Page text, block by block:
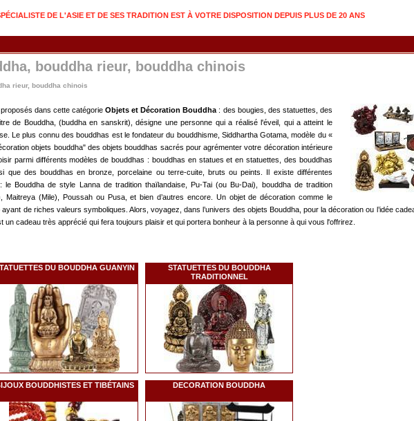
DE L'ASIE ET DE SES TRADITION EST À VOTRE DISPOSITION DEPUIS PLUS DE 20 ANS
bouddha rieur, bouddha chinois
rieur, bouddha chinois
dans cette catégorieObjets et Décoration Bouddha : des bougies, des statuettes, des
de Bouddha, (buddha en sanskrit), désigne une personne qui a réalisé l'éveil, qui a atteint le
Le plus connu des bouddhas est le fondateur du bouddhisme, Siddhartha Gotama, modèle du «
objets bouddha" des objets bouddhas sacrés pour agrémenter votre décoration intérieure
parmi différents modèles de bouddhas : bouddhas en statues et en statuettes, des bouddhas
que des bouddhas en bronze, porcelaine ou terre-cuite, bruts ou peints. Il existe différentes
Bouddha de style Lanna de tradition thaïlandaise, Pu-Tai (ou Bu-Dai), bouddha de tradition
Maitreya (Mile), Poussah ou Pusa, et bien d’autres encore. Un objet de décoration comme le
de riches valeurs symboliques. Alors, voyagez, dans l’univers des objets Bouddha, pour la décoration ou l’idée
cadeau très apprécié qui fera toujours plaisir et qui portera bonheur à la personne à qui vous l'offrirez.
DU BOUDDHA GUANYIN
STATUETTES DU BOUDDHA
TRADITIONNEL
BOUDDHISTES ET TIBÉTAINS DECORATION BOUDDHA